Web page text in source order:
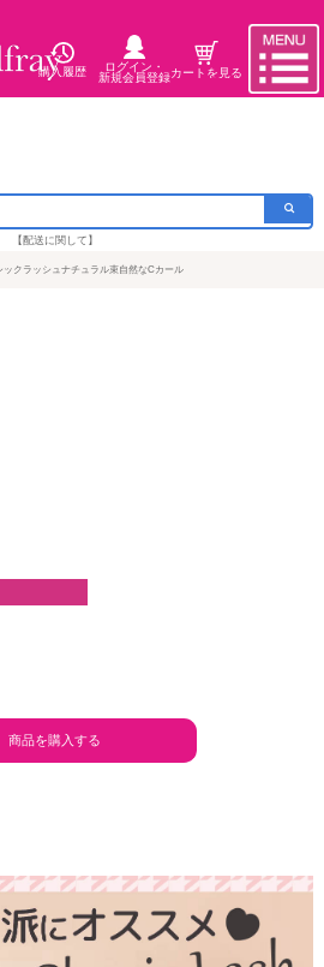
購入履歴
ログイン・
新規会員登録カートを見る
【配送に関して】
ックラッシュナチュラル束自然なCカール
商品を購入する